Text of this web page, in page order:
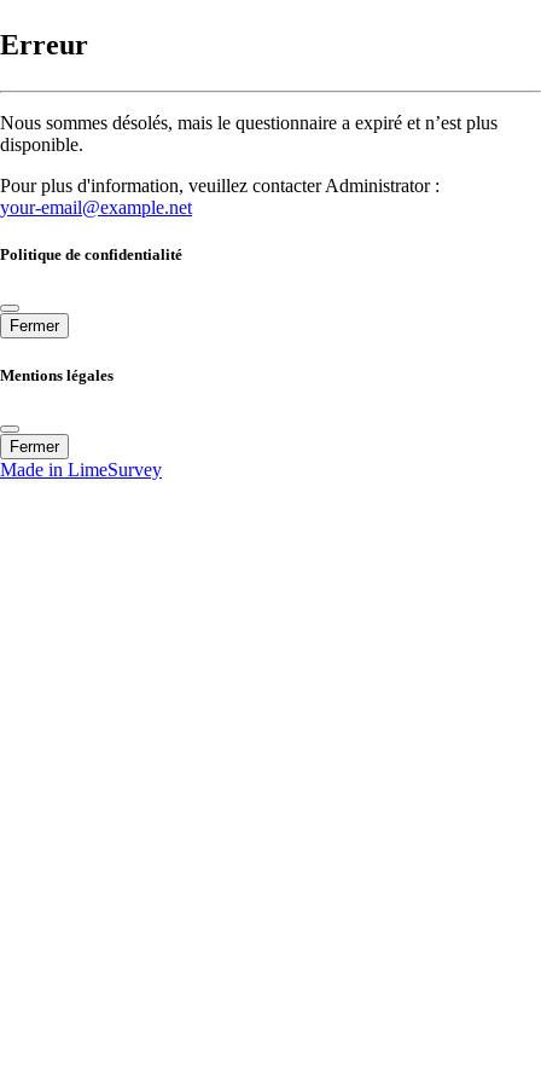
Erreur
Nous sommes désolés, mais le questionnaire a expiré et n’est plus
disponible.
Pour plus d'information, veuillez contacter Administrator :
your-email@example.net
Politique de confidentialité
Fermer
Mentions légales
Fermer
Made in LimeSurvey